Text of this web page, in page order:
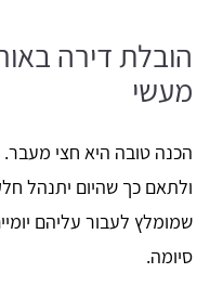
הובלת דירה
מעשי
הכנה טובה היא חצי מעבר.
ולתאם כך שהיום יתנהל
שמומלץ לעבור עליהם
סיומה.